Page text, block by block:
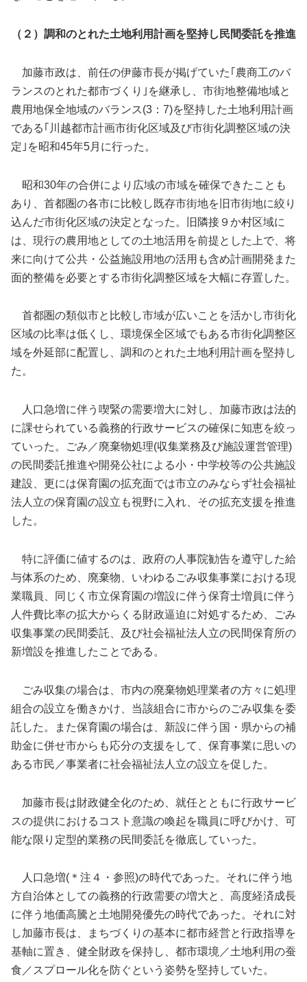
（２）調和のとれた土地利用計画を堅持し民間委託を推進
加藤市政は、前任の伊藤市長が掲げていた｢農商工のバ
ランスのとれた都市づくり｣を継承し、市街地整備地域と
農用地保全地域のバランス(3：7)を堅持した土地利用計画
である｢川越都市計画市街化区域及び市街化調整区域の決
定｣を昭和45年5月に行った。
昭和30年の合併により広域の市域を確保できたことも
あり、首都圏の各市に比較し既存市街地を旧市街地に絞り
込んだ市街化区域の決定となった。旧隣接９か村区域に
は、現行の農用地としての土地活用を前提とした上で、将
来に向けて公共・公益施設用地の活用も含め計画開発また
面的整備を必要とする市街化調整区域を大幅に存置した。
首都圏の類似市と比較し市域が広いことを活かし市街化
区域の比率は低くし、環境保全区域でもある市街化調整区
域を外延部に配置し、調和のとれた土地利用計画を堅持し
た。
人口急増に伴う喫緊の需要増大に対し、加藤市政は法的
に課せられている義務的行政サービスの確保に知恵を絞っ
ていった。ごみ／廃棄物処理(収集業務及び施設運営管理)
の民間委託推進や開発公社による小・中学校等の公共施設
建設、更には保育園の拡充面では市立のみならず社会福祉
法人立の保育園の設立も視野に入れ、その拡充支援を推進
した。
特に評価に値するのは、政府の人事院勧告を遵守した給
与体系のため、廃棄物、いわゆるごみ収集事業における現
業職員、同じく市立保育園の増設に伴う保育士増員に伴う
人件費比率の拡大からくる財政逼迫に対処するため、ごみ
収集事業の民間委託、及び社会福祉法人立の民間保育所の
新増設を推進したことである。
ごみ収集の場合は、市内の廃棄物処理業者の方々に処理
組合の設立を働きかけ、当該組合に市からのごみ収集を委
託した。また保育園の場合は、新設に伴う国・県からの補
助金に併せ市からも応分の支援をして、保育事業に思いの
ある市民／事業者に社会福祉法人立の設立を促した。
加藤市長は財政健全化のため、就任とともに行政サービ
スの提供におけるコスト意識の喚起を職員に呼びかけ、可
能な限り定型的業務の民間委託を徹底していった。
人口急増(＊注４・参照)の時代であった。それに伴う地
方自治体としての義務的行政需要の増大と、高度経済成長
に伴う地価高騰と土地開発優先の時代であった。それに対
し加藤市長は、まちづくりの基本に都市経営と行政指導を
基軸に置き、健全財政を保持し、都市環境／土地利用の蚕
食／スプロール化を防ぐという姿勢を堅持していた。